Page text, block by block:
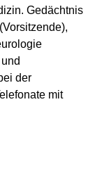
Gedächtnis
der
mit